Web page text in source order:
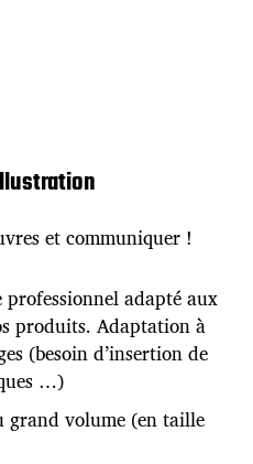
et communiquer !
professionnel adapté aux
produits. Adaptation à
(besoin d’insertion de
…)
grand volume (en taille